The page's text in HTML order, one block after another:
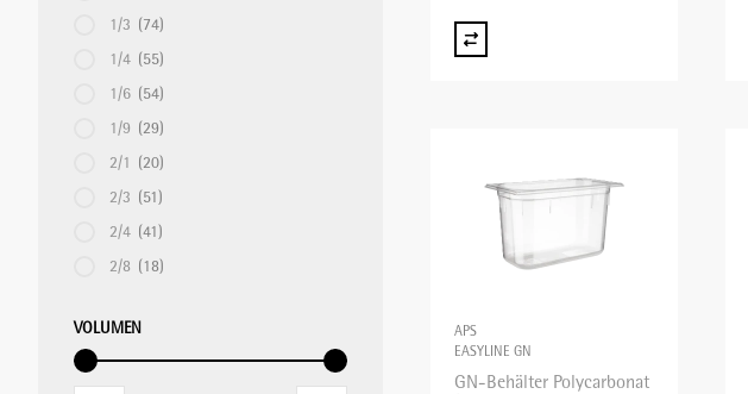
1/3 (74)
1/4 (55)
1/6 (54)
1/9 (29)
2/1 (20)
2/3 (51)
2/4 (41)
2/8 (18)
VOLUMEN
APS
EASYLINE GN
GN-Behälter Polycarbonat